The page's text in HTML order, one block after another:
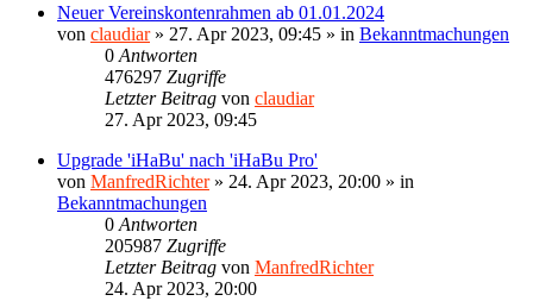
Neuer Vereinskontenrahmen ab 01.01.2024
von claudiar» 27. Apr 2023, 09:45 » in Bekanntmachungen
0 Antworten
476297 Zugriffe
Letzter Beitrag von claudiar
27. Apr 2023, 09:45
Upgrade 'iHaBu' nach 'iHaBu Pro'
von ManfredRichter» 24. Apr 2023, 20:00 » in
Bekanntmachungen
0 Antworten
205987 Zugriffe
Letzter Beitrag von ManfredRichter
24. Apr 2023, 20:00